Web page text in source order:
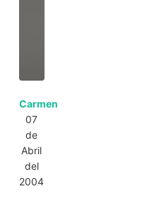
Carmen
07
de
Abril
del
2004